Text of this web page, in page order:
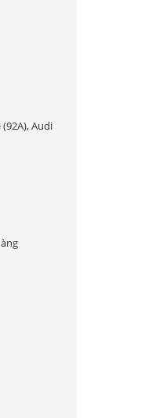
Audi